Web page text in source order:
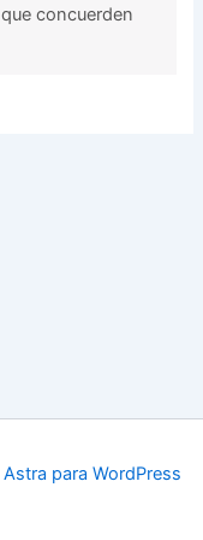
concuerden
Astra para WordPress